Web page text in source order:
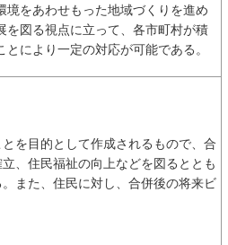
境をあわせもった地域づくりを進め
を図る視点に立って、各市町村が積
により一定の対応が可能である。
を目的として作成されるもので、合
、住民福祉の向上などを図るととも
また、住民に対し、合併後の将来ビ